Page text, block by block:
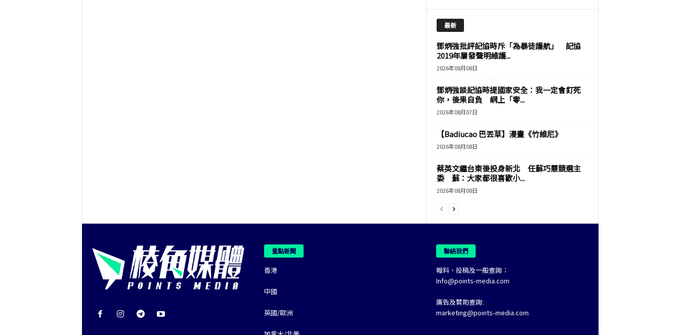
最新
鄧炳強批評記協時斥「為暴徒護航」 記協
2019年屢發聲明維護...
2026年08月08日
鄧炳強談記協時提國家安全：我一定會釘死
你，後果自負 網上「零...
2026年08月07日
【Badiucao 巴丟草】漫畫《竹維尼》
2026年08月08日
蔡英文繼台東後投身新北 任蘇巧慧競選主
委 蘇：大家都很喜歡小...
2026年08月08日
重點新聞
香港
中國
英國/歐洲
聯絡我們
報料、投稿及一般查詢：
Info@points-media.com
廣告及贊助查詢:
marketing@points-media.com